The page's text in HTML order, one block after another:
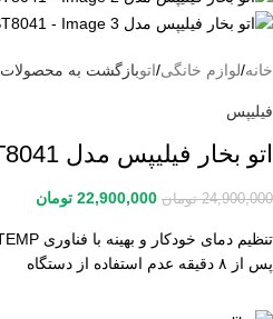
خانه/لوازم خانگی/اتوبازگشت به محصولات
فیلیپس
اتو بخار فیلیپس مدل DST8041
24,900,000 تومان 22,900,000 تومان
پس از ۸ دقیقه عدم استفاده از دستگاه